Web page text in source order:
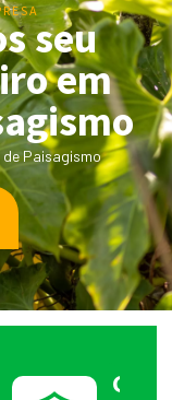
seu
em
Paisagismo